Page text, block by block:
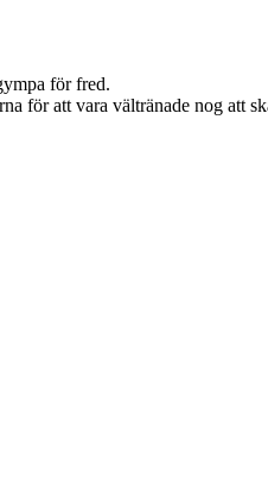
för fred.
för att vara vältränade nog att